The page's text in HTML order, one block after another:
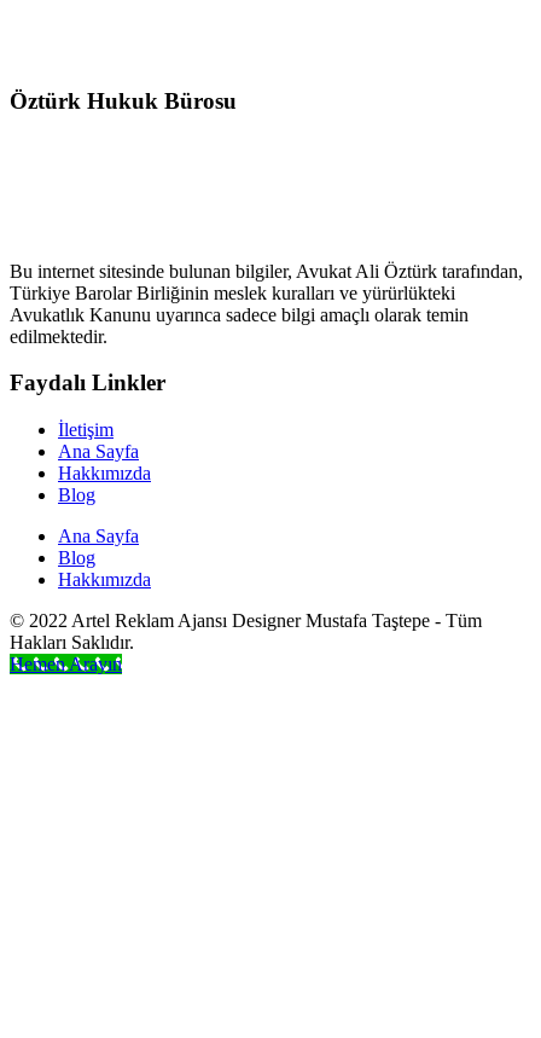
Öztürk Hukuk Bürosu
Bu internet sitesinde bulunan bilgiler, Avukat Ali Öztürk tarafından,
Türkiye Barolar Birliğinin meslek kuralları ve yürürlükteki
Avukatlık Kanunu uyarınca sadece bilgi amaçlı olarak temin
edilmektedir.
Faydalı Linkler
İletişim
Ana Sayfa
Hakkımızda
Blog
Ana Sayfa
Blog
Hakkımızda
© 2022 Artel Reklam Ajansı Designer Mustafa Taştepe - Tüm
Hakları Saklıdır.
Hemen Arayın